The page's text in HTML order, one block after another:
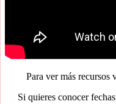
Para ver más recursos
Si quieres conocer